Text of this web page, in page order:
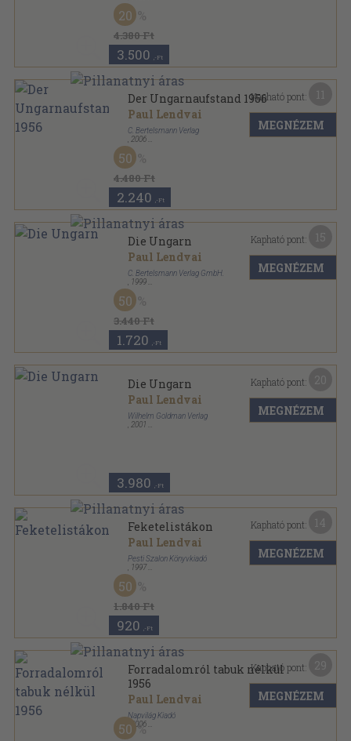
Vászon
4.380 Ft
20
3.500 ,-Ft
Der Ungarnaufstand 1956
Paul Lendvai
C. Bertelsmann Verlag
2006
Fűzött kemény papírkötés
4.480 Ft
50
2.240 ,-Ft
Kapható pont:
MEGNÉZEM
Die Ungarn
Paul Lendvai
C. Bertelsmann Verlag GmbH.
1999
Fűzött kemény papírkötés
3.440 Ft
50
1.720 ,-Ft
Kapható pont:
MEGNÉZEM
Die Ungarn
Paul Lendvai
Wilhelm Goldman Verlag
2001
3.980 ,-Ft
Kapható pont:
MEGNÉZEM
Feketelistákon
Paul Lendvai
Pesti Szalon Könyvkiadó
1997
Fűzött kemény papírkötés
1.840 Ft
50
920 ,-Ft
Kapható pont:
MEGNÉZEM
Forradalomról tabuk nélkül
1956
Paul Lendvai
Napvilág Kiadó
, 2006
Fűzött kemény papírkötés
50
Kapható pont:
MEGNÉZEM